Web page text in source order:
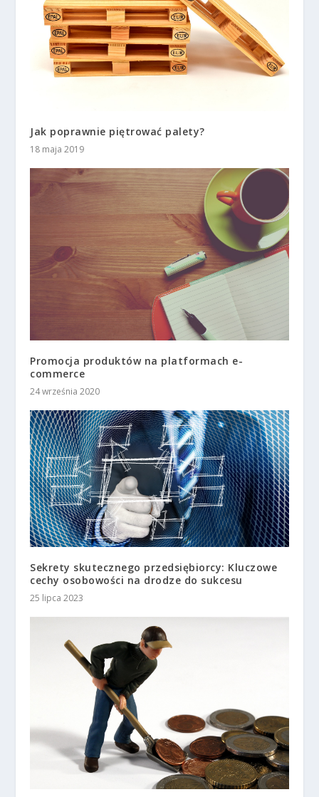
Jak poprawnie piętrować palety?
18 maja 2019
Promocja produktów na platformach e-
commerce
24 września 2020
Sekrety skutecznego przedsiębiorcy: Kluczowe
cechy osobowości na drodze do sukcesu
25 lipca 2023